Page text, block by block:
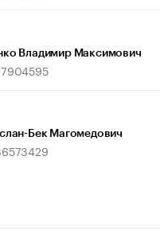
Владимир Максимович
Бек Магомедович